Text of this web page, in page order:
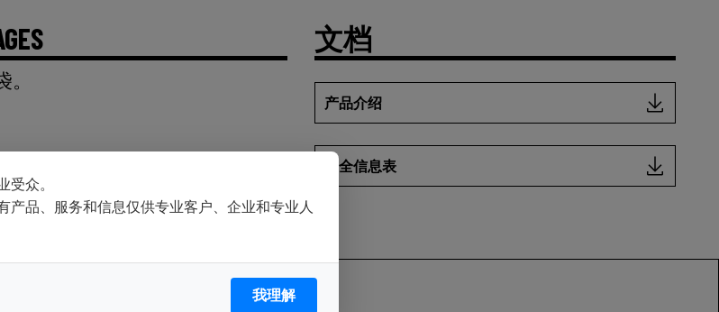
受众。
产品、服务和信息仅供专业客户、企业和专业人
我理解
。
文档
产品介绍
安全信息表